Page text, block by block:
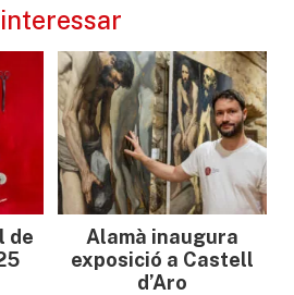
de
Alamà inaugura
exposició a Castell
d’Aro